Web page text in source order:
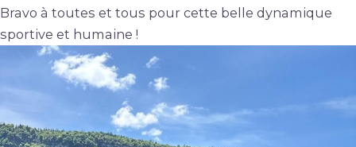
Bravo à toutes et tous pour cette belle dynamique
sportive et humaine !